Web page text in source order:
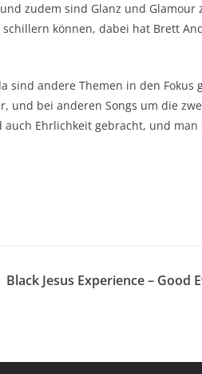
zudem sind Glanz und Glamour
können, dabei hat Brett
sind andere Themen in den Fokus
und bei anderen Songs um die
Ehrlichkeit gebracht, und man
Black Jesus Experience – Good